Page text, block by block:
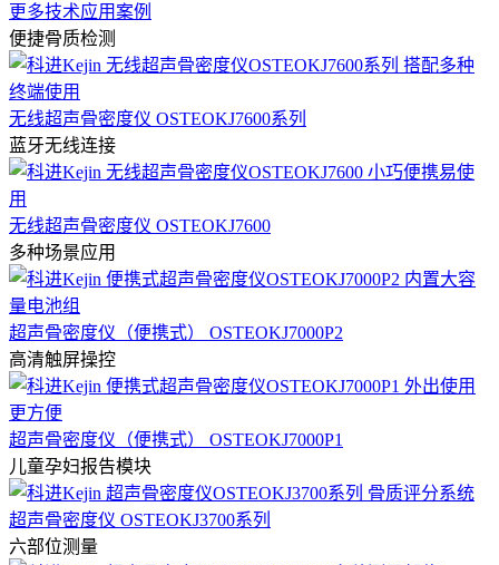
更多技术应用案例
便捷骨质检测
无线超声骨密度仪 OSTEOKJ7600系列
蓝牙无线连接
无线超声骨密度仪 OSTEOKJ7600
多种场景应用
超声骨密度仪（便携式） OSTEOKJ7000P2
高清触屏操控
超声骨密度仪（便携式） OSTEOKJ7000P1
儿童孕妇报告模块
超声骨密度仪 OSTEOKJ3700系列
六部位测量